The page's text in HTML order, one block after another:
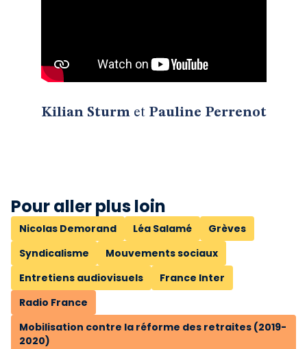
Kilian Sturmet Pauline Perrenot
Pour aller plus loin
Nicolas Demorand Léa Salamé
Grèves
Syndicalisme
Mouvements sociaux
Entretiens audiovisuels
France Inter
Radio France
Mobilisation contre la réforme des retraites (2019-
2020)